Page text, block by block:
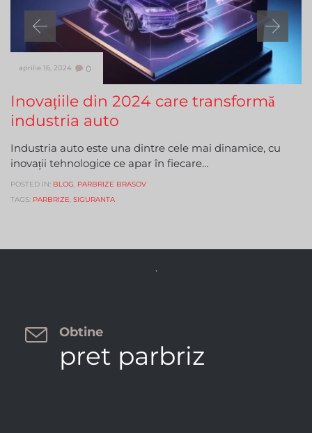
aprilie 16, 2024  0 Comments
Inovațiile din 2024 care transformă
industria auto
Industria auto este una dintre cele mai dinamice, cu
inovații tehnologice ce apar în fiecare…
POSTED IN: BLOG, PARBRIZE BRASOV
TAGS: PARBRIZE, SIGURANTA
 Obtine
pret parbriz